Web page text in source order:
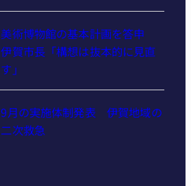
美術博物館の基本計画を答申
伊賀市長「構想は抜本的に見直
す」
9月の実施体制発表 伊賀地域の
二次救急